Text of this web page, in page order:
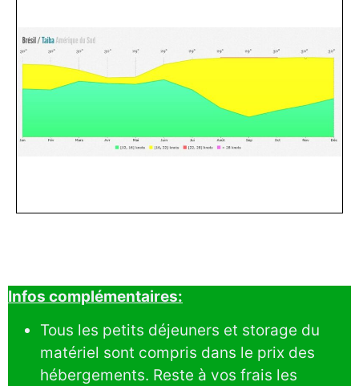
Infos complémentaires:
Tous les petits déjeuners et storage du
matériel sont compris dans le prix des
hébergements. Reste à vos frais les